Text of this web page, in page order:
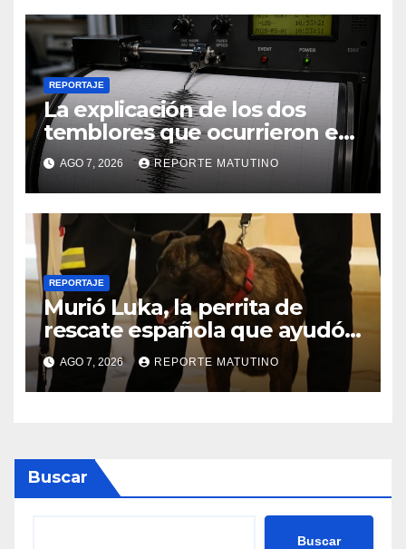
REPORTAJE
La explicación de los dos
temblores que ocurrieron en
Barquisimeto
AGO 7, 2026 REPORTE MATUTINO
REPORTAJE
Murió Luka, la perrita de
rescate española que ayudó a
buscar sobrevivientes bajo los
escombros tras los
terremotos
AGO 7, 2026 REPORTE MATUTINO
Buscar
Buscar